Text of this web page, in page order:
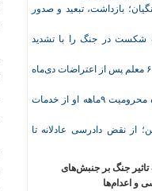
بازداشت، تبعید و صدور
شکست در جنگ را با تشدید
کمپین حقوق بشر ایران: دست‌کم ۶۰ معلم پس از اعتراضات دی‌ماه
هشدار وکلای وریشه مرادی درباره محرومیت ۹ماهه او از خدمات
از نقض دادرسی عادلانه تا
جنگ بر جنبش‌های
و اعدام‌ها